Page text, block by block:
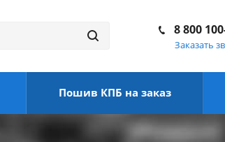
8 800
Заказать
Пошив КПБ на заказ